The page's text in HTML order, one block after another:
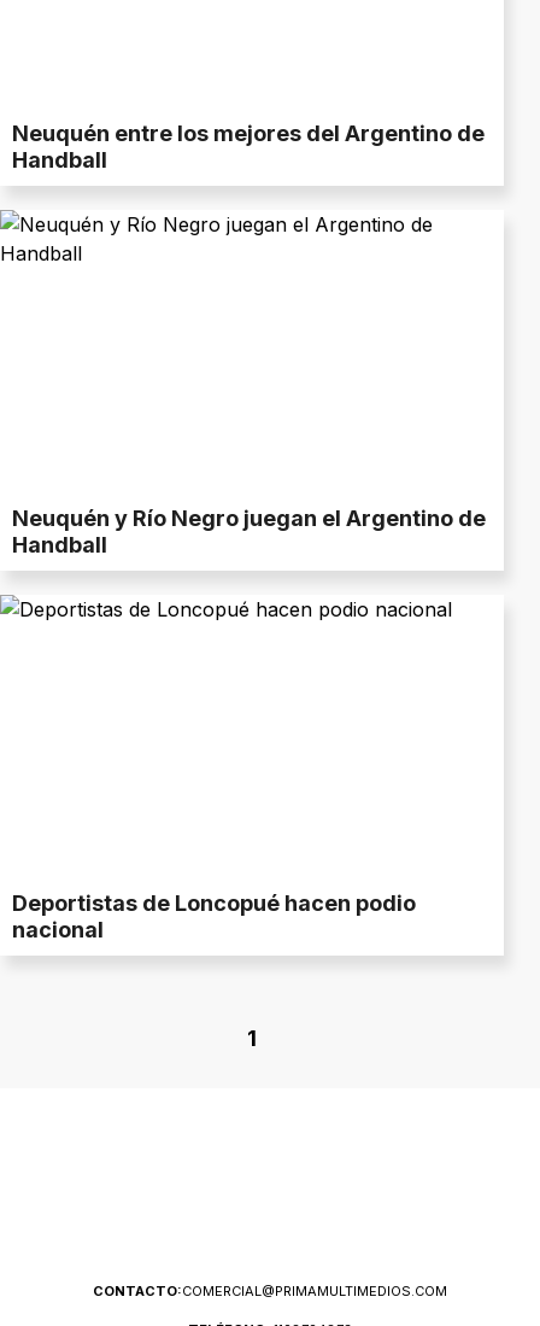
Neuquén entre los mejores del Argentino de
Handball
Neuquén y Río Negro juegan el Argentino de
Handball
Deportistas de Loncopué hacen podio
nacional
1
CONTACTO:COMERCIAL@PRIMAMULTIMEDIOS.COM